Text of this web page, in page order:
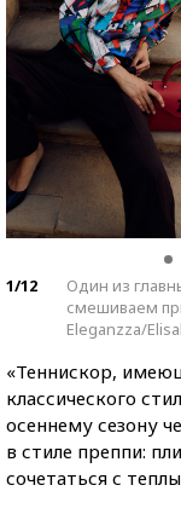
1/12
Один из
смешиваем
Eleganzza/
«Теннискор,
классического
осеннему сезону
в стиле преппи:
сочетаться с